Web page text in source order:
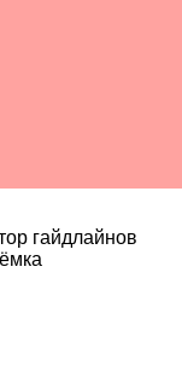
гайдлайнов